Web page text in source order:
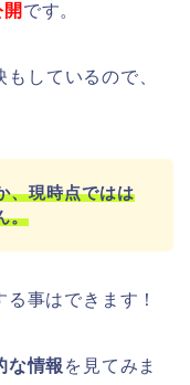
です。
しているので、
、現時点ではは
。
事はできます！
な情報 を見てみま